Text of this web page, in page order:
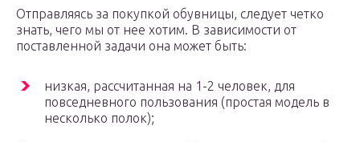
Отправляясь за покупкой обувницы, следует четко
знать, чего мы от нее хотим. В зависимости от
поставленной задачи она может быть:
низкая, рассчитанная на 1-2 человек, для
повседневного пользования (простая модель в
несколько полок);